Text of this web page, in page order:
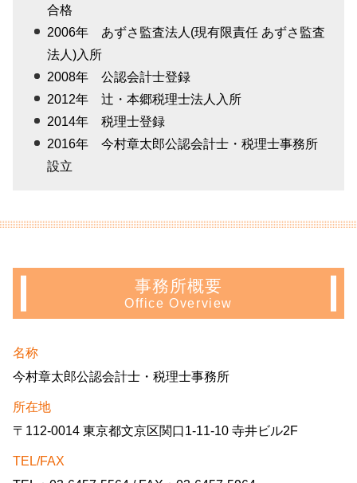
合格
2006年 あずさ監査法人(現有限責任 あずさ監査
法人)入所
2008年 公認会計士登録
2012年 辻・本郷税理士法人入所
2014年 税理士登録
2016年 今村章太郎公認会計士・税理士事務所
設立
事務所概要
Office Overview
名称
今村章太郎公認会計士・税理士事務所
所在地
〒112-0014 東京都文京区関口1-11-10 寺井ビル2F
TEL/FAX